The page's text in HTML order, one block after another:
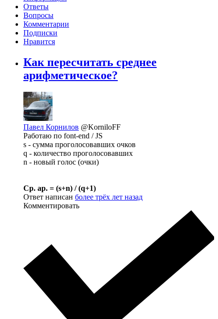
Ответы
Вопросы
Комментарии
Подписки
Нравится
Как пересчитать среднее
арифметическое?
Павел Корнилов @KorniloFF
Работаю по font-end / JS
s - сумма проголосовавших очков
q - количество проголосовавших
n - новый голос (очки)
Ср. ар. = (s+n) / (q+1)
Ответ написан более трёх лет назад
Комментировать